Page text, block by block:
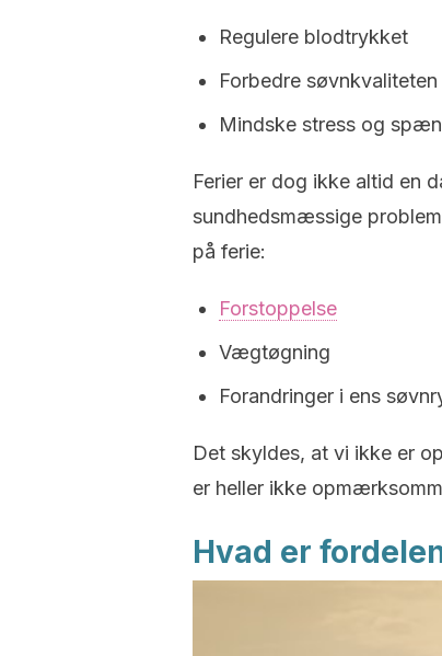
Regulere blodtrykket
Forbedre søvnkvaliteten
Mindske stress og
Ferier er dog ikke altid en
sundhedsmæssige
på ferie:
Forstoppelse
Vægtøgning
Forandringer i ens
Det skyldes, at vi ikke er
er heller ikke
Hvad er